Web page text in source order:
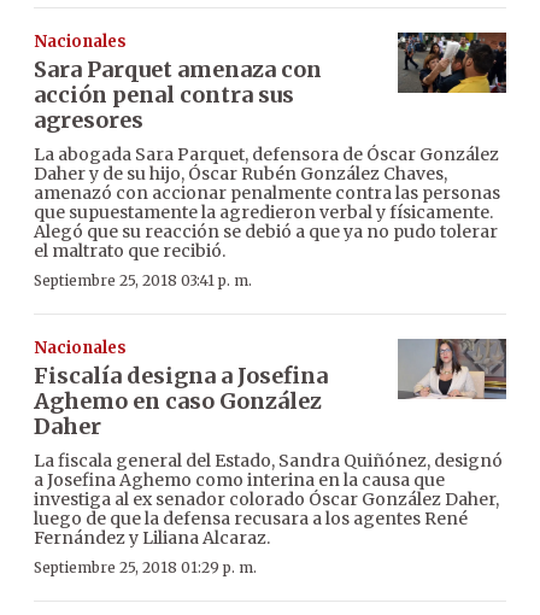
Nacionales
Sara Parquet amenaza con
acción penal contra sus
agresores
La abogada Sara Parquet, defensora de Óscar González
Daher y de su hijo, Óscar Rubén González Chaves,
amenazó con accionar penalmente contra las personas
que supuestamente la agredieron verbal y físicamente.
Alegó que su reacción se debió a que ya no pudo tolerar
el maltrato que recibió.
Septiembre 25, 2018 03:41 p. m.
Nacionales
Fiscalía designa a Josefina
Aghemo en caso González
Daher
La fiscala general del Estado, Sandra Quiñónez, designó
a Josefina Aghemo como interina en la causa que
investiga al ex senador colorado Óscar González Daher,
luego de que la defensa recusara a los agentes René
Fernández y Liliana Alcaraz.
Septiembre 25, 2018 01:29 p. m.